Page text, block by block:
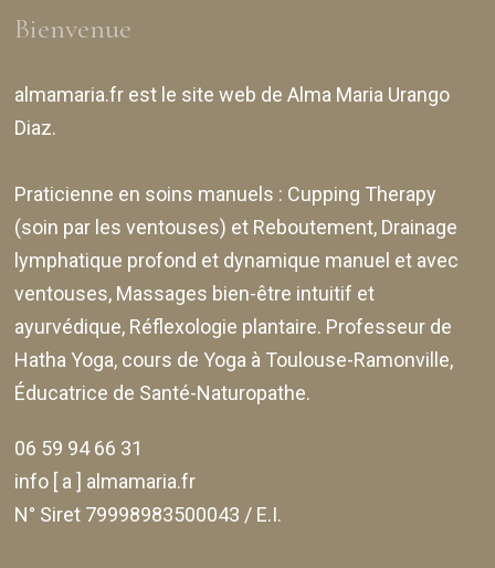
Bienvenue
almamaria.fr est le site web deAlma Maria Urango
Diaz.
Praticienne en soins manuels : Cupping Therapy
(soin par les ventouses) et Reboutement, Drainage
lymphatique profond et dynamique manuel et avec
ventouses, Massages bien-être intuitif et
ayurvédique, Réflexologie plantaire. Professeur de
Hatha Yoga, cours de Yoga à Toulouse-Ramonville,
Éducatrice de Santé-Naturopathe.
06 59 94 66 31
info [ a ] almamaria.fr
N° Siret 79998983500043 / E.I.